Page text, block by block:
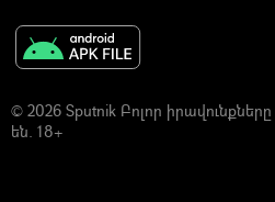
© 2026 Sputnik Բոլոր
են. 18+